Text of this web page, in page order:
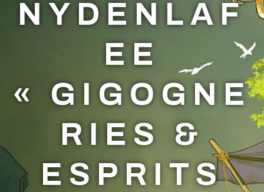
NYDENLAF
EE
« GIGOGNE
RIES &
ESPRITS